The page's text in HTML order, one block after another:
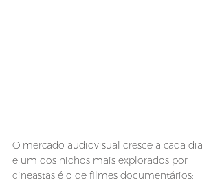
O mercado audiovisual cresce a cada dia
e um dos nichos mais explorados por
cineastas é o de filmes documentários: